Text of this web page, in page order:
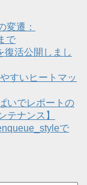
変遷：
で
復活公開しまし
すいヒートマッ
いでレポートの
テナンス】
で